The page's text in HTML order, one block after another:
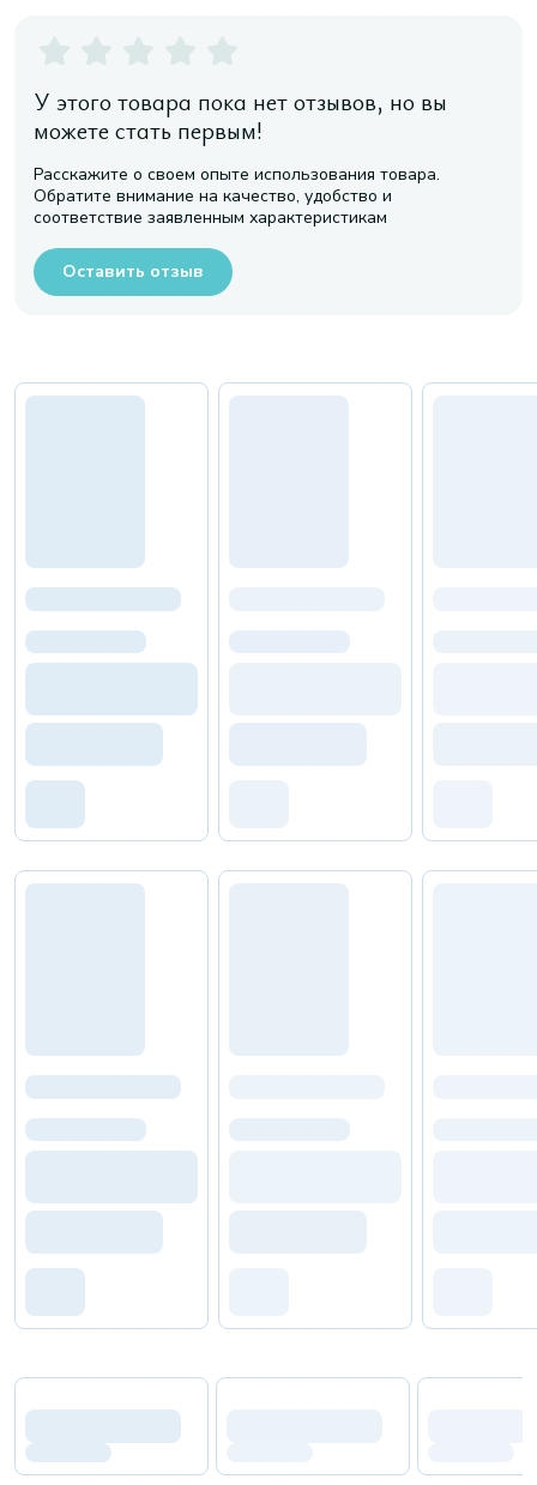
У этого товара пока нет отзывов, но вы
можете стать первым!
Расскажите о своем опыте использования товара.
Обратите внимание на качество, удобство и
соответствие заявленным характеристикам
Оставить отзыв